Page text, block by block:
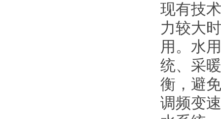
现有技
力较大
用。水
统、采
衡，避
调频变